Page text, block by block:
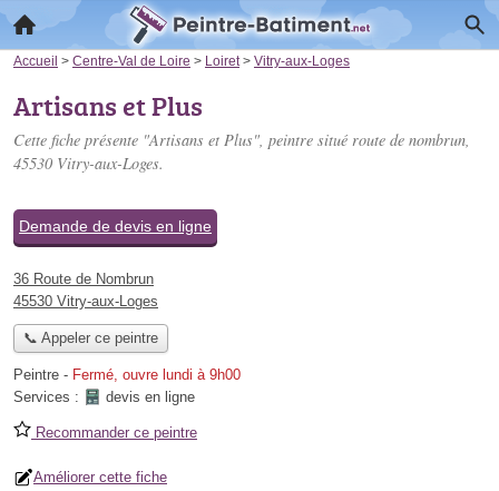
Accueil > Centre-Val de Loire > Loiret > Vitry-aux-Loges
Artisans et Plus
Cette fiche présente "Artisans et Plus", peintre situé route de nombrun,
45530 Vitry-aux-Loges.
Demande de devis en ligne
36 Route de Nombrun
45530 Vitry-aux-Loges
📞 Appeler ce peintre
Peintre - Fermé, ouvre lundi à 9h00
Services :
devis en ligne
Recommander ce peintre
Améliorer cette fiche